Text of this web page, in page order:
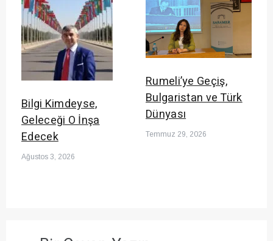
Bilgi Kimdeyse,
Geleceği O İnşa
Edecek
Ağustos 3, 2026
Rumeli’ye Geçiş,
Bulgaristan ve Türk
Dünyası
Temmuz 29, 2026